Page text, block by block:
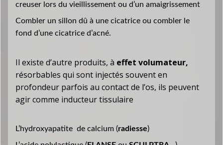
creuser lors du vieillissement ou d’un amaigrissement
Combler un sillon dû à une cicatrice ou combler le
fond d’une cicatrice d’acné.
Il existe d’autre produits, à effet volumateur,
résorbables qui sont injectés souvent en
profondeur parfois au contact de l’os, ils peuvent
agir comme inducteur tissulaire
L’hydroxyapatite de calcium (radiesse)